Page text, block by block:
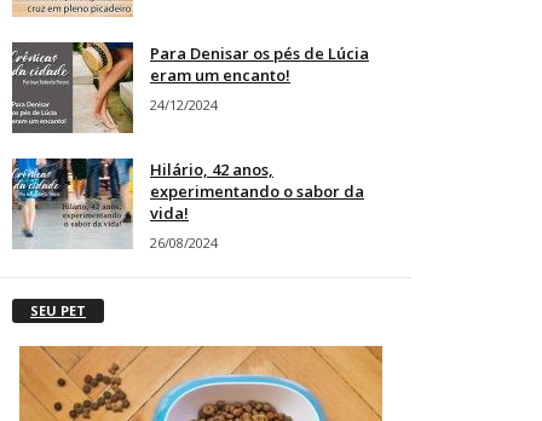
Para Denisar os pés de Lúcia
eram um encanto!
24/12/2024
Hilário, 42 anos,
experimentando o sabor da
vida!
26/08/2024
SEU PET